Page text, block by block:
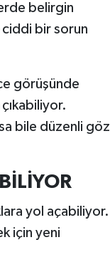
belirgin
bir sorun
görüşünde
bile düzenli göz
yol açabiliyor.
için yeni